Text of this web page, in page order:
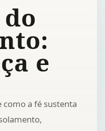
e
a fé sustenta